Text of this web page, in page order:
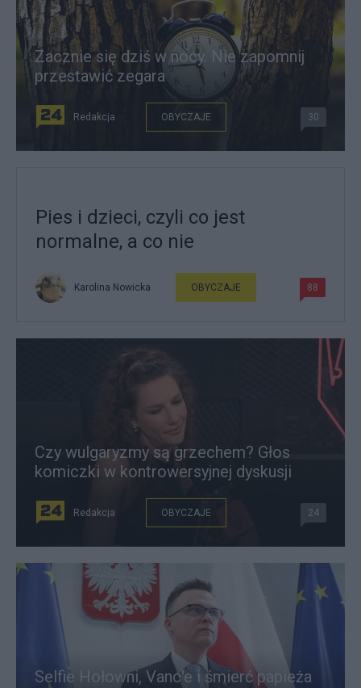
Zacznie się dziś w nocy. Nie zapomnij
przestawić zegara
Redakcja OBYCZAJE 30
Pies i dzieci, czyli co jest
normalne, a co nie
Karolina Nowicka OBYCZAJE 88
Czy wulgaryzmy są grzechem? Głos
komiczki w kontrowersyjnej dyskusji
Redakcja OBYCZAJE 24
Selfie Hołowni, Vanc'e i śmierć papieża